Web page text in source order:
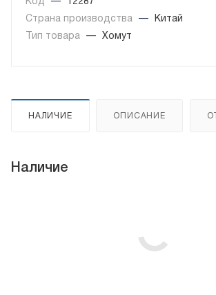
Страна производства
—
Китай
Тип товара
— Хомут
НАЛИЧИЕ ОПИСАНИЕ
Наличие